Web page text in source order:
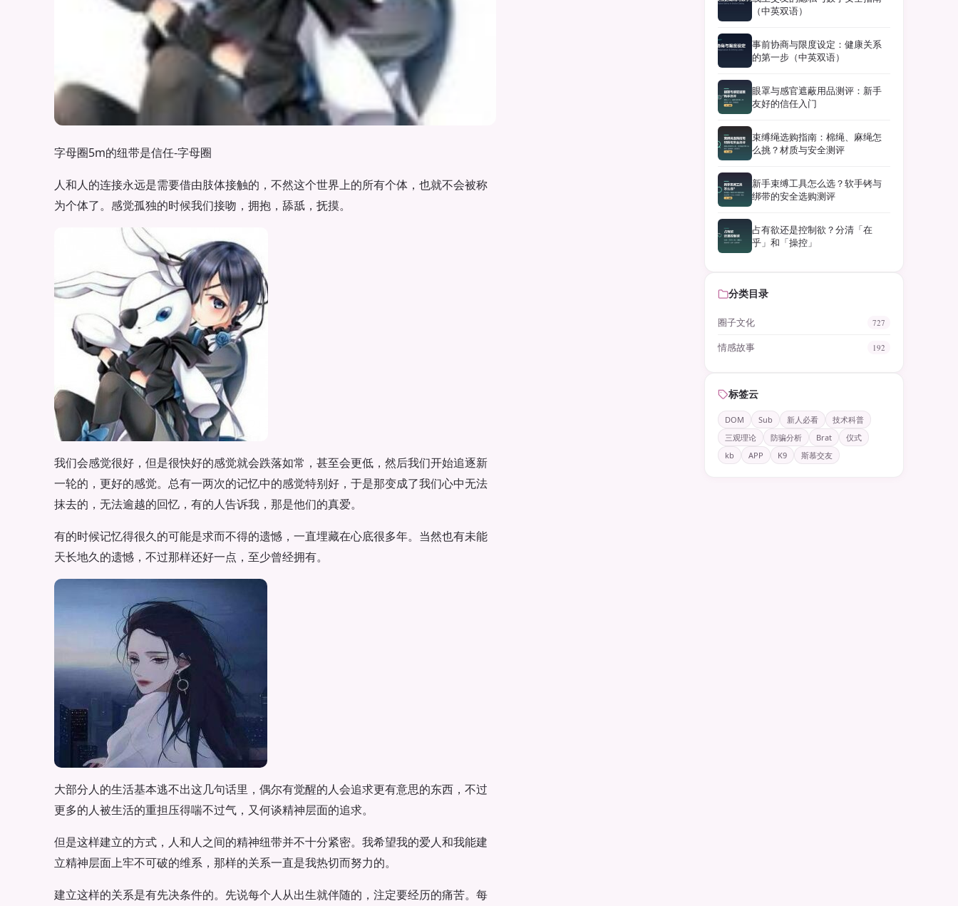
字母圈5m的纽带是信任-字母圈
人和人的连接永远是需要借由肢体接触的，不然这个世界上的所有个体，也就不会被称
为个体了。感觉孤独的时候我们接吻，拥抱，舔舐，抚摸。
我们会感觉很好，但是很快好的感觉就会跌落如常，甚至会更低，然后我们开始追逐新
一轮的，更好的感觉。总有一两次的记忆中的感觉特别好，于是那变成了我们心中无法
抹去的，无法逾越的回忆，有的人告诉我，那是他们的真爱。
有的时候记忆得很久的可能是求而不得的遗憾，一直埋藏在心底很多年。当然也有未能
天长地久的遗憾，不过那样还好一点，至少曾经拥有。
大部分人的生活基本逃不出这几句话里，偶尔有觉醒的人会追求更有意思的东西，不过
更多的人被生活的重担压得喘不过气，又何谈精神层面的追求。
但是这样建立的方式，人和人之间的精神纽带并不十分紧密。我希望我的爱人和我能建
立精神层面上牢不可破的维系，那样的关系一直是我热切而努力的。
建立这样的关系是有先决条件的。先说每个人从出生就伴随的，注定要经历的痛苦。每
（中英双语）
事前协商与限度设定：健康关系
的第一步（中英双语）
眼罩与感官遮蔽用品测评：新手
友好的信任入门
束缚绳选购指南：棉绳、麻绳怎
么挑？材质与安全测评
新手束缚工具怎么选？软手铐与
绑带的安全选购测评
占有欲还是控制欲？分清「在
乎」和「操控」
分类目录
圈子文化 727
情感故事 192
标签云
DOM Sub 新人必看
技术科普
三观理论
防骗分析 Brat
仪式
kb
APP K9 斯慕交友